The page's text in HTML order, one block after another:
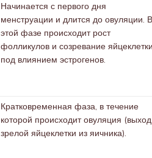
Начинается с первого дня
менструации и длится до овуляции. В
этой фазе происходит рост
фолликулов и созревание яйцеклетки
под влиянием эстрогенов.
Кратковременная фаза, в течение
которой происходит овуляция (выход
зрелой яйцеклетки из яичника).